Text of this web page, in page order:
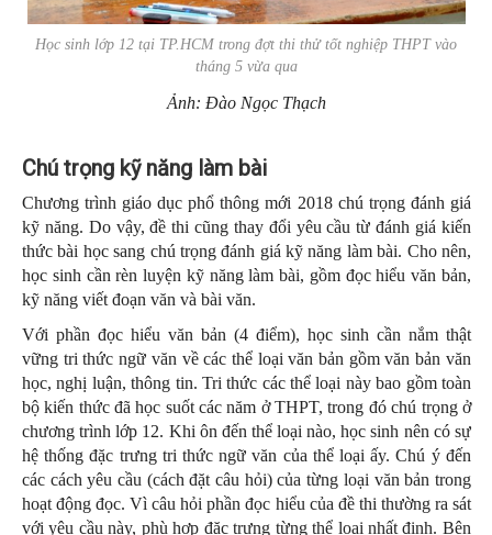
Học sinh lớp 12 tại TP.HCM trong đợt thi thử tốt nghiệp THPT vào
tháng 5 vừa qua
Ảnh: Đào Ngọc Thạch
Chú trọng kỹ năng làm bài
Chương trình giáo dục phổ thông mới 2018 chú trọng đánh giá
kỹ năng. Do vậy, đề thi cũng thay đổi yêu cầu từ đánh giá kiến
thức bài học sang chú trọng đánh giá kỹ năng làm bài. Cho nên,
học sinh cần rèn luyện kỹ năng làm bài, gồm đọc hiểu văn bản,
kỹ năng viết đoạn văn và bài văn.
Với phần đọc hiểu văn bản (4 điểm), học sinh cần nắm thật
vững tri thức ngữ văn về các thể loại văn bản gồm văn bản văn
học, nghị luận, thông tin. Tri thức các thể loại này bao gồm toàn
bộ kiến thức đã học suốt các năm ở THPT, trong đó chú trọng ở
chương trình lớp 12. Khi ôn đến thể loại nào, học sinh nên có sự
hệ thống đặc trưng tri thức ngữ văn của thể loại ấy. Chú ý đến
các cách yêu cầu (cách đặt câu hỏi) của từng loại văn bản trong
hoạt động đọc. Vì câu hỏi phần đọc hiểu của đề thi thường ra sát
với yêu cầu này, phù hợp đặc trưng từng thể loại nhất định. Bên